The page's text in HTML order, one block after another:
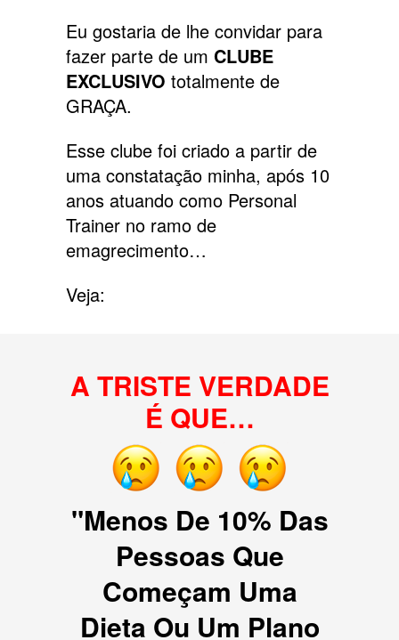
Eu gostaria de lhe convidar para
fazer parte de um CLUBE
EXCLUSIVO totalmente de
GRAÇA.
Esse clube foi criado a partir de
uma constatação minha, após 10
anos atuando como Personal
Trainer no ramo de
emagrecimento…
Veja:
A TRISTE VERDADE
É QUE…
"Menos De 10% Das
Pessoas Que
Começam Uma
Dieta Ou Um Plano